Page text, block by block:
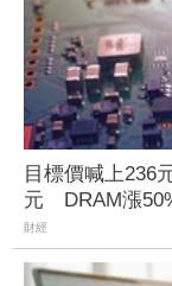
目標價喊上236
元 DRAM漲
財經